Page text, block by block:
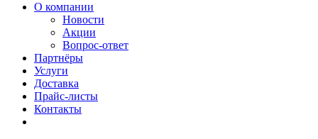
О компании
Новости
Акции
Вопрос-ответ
Партнёры
Услуги
Доставка
Прайс-листы
Контакты